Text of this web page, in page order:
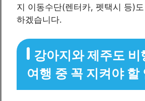
지 이동수단(렌터카, 펫택시 등)
하겠습니다.
강아지와 제주도 비
여행 중 꼭 지켜야 할